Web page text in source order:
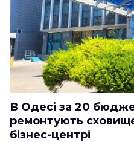
В Одесі за 20
ремонтують
бізнес-центрі